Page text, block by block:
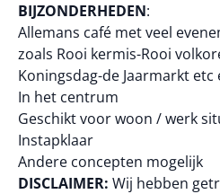
BIJZONDERHEDEN:
Allemans café met veel
zoals Rooi kermis-Rooi
Koningsdag-de Jaarmarkt etc
In het centrum
Geschikt voor woon / werk
Instapklaar
Andere concepten mogelijk
DISCLAIMER: Wij hebben